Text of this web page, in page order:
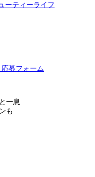
ーティーライフ
応募フォーム
一息
も